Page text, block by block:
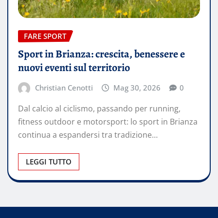
FARE SPORT
Sport in Brianza: crescita, benessere e
nuovi eventi sul territorio
Christian Cenotti Mag 30, 2026 0
Dal calcio al ciclismo, passando per running,
fitness outdoor e motorsport: lo sport in Brianza
continua a espandersi tra tradizione…
LEGGI TUTTO